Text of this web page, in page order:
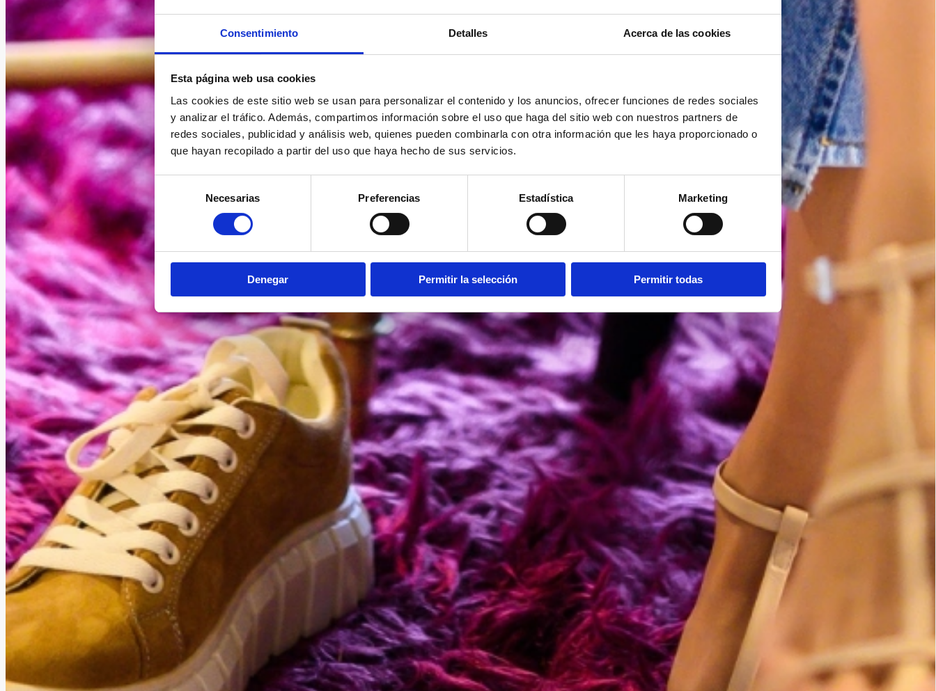
Consentimiento Detalles Acerca de las cookies
Esta página web usa cookies
Las cookies de este sitio web se usan para personalizar el contenido y los anuncios, ofrecer funciones de redes sociales
y analizar el tráfico. Además, compartimos información sobre el uso que haga del sitio web con nuestros partners de
redes sociales, publicidad y análisis web, quienes pueden combinarla con otra información que les haya proporcionado o
que hayan recopilado a partir del uso que haya hecho de sus servicios.
consentimiento
Necesarias Preferencias Estadística Marketing
Denegar Permitir la selección Permitir todas